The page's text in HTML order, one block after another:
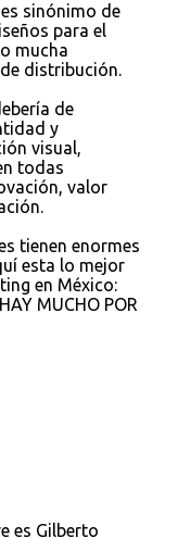
sinónimo de
para el
mucha
distribución.
de
y
visual,
todas
valor
tienen enormes
esta lo mejor
en México:
MUCHO POR
es Gilberto